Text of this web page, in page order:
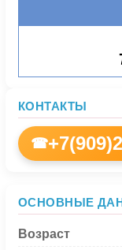
КОНТАКТЫ
☎
ОСНОВНЫЕ
Возраст